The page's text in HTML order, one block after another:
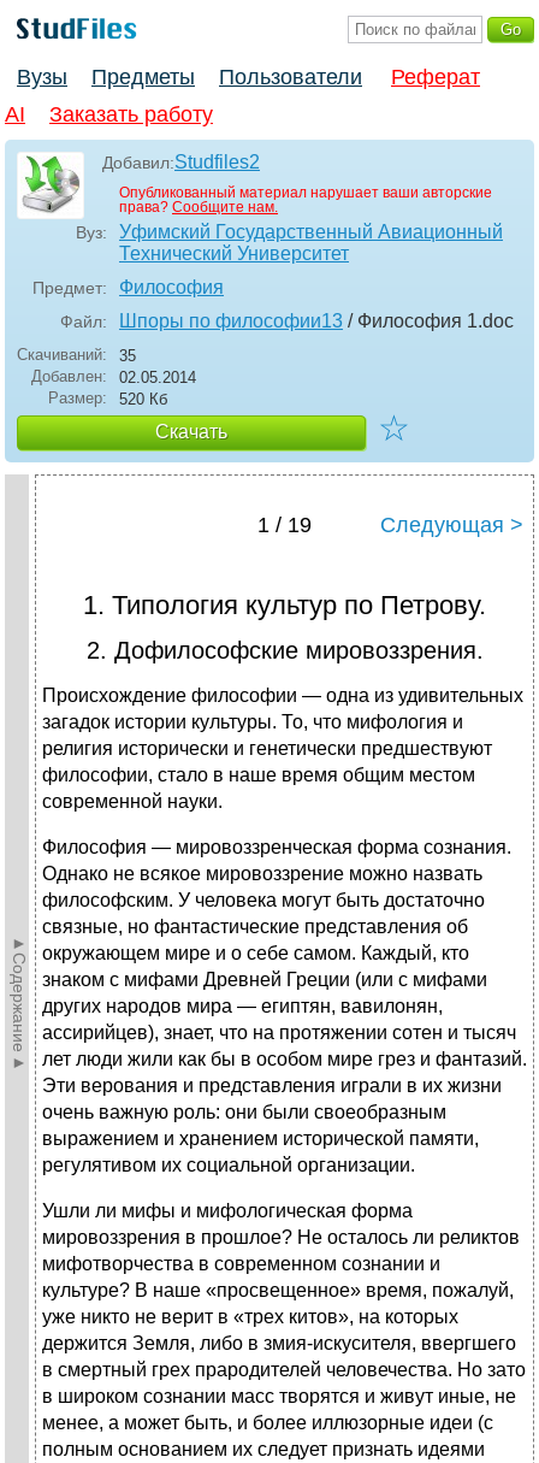
Вузы Предметы Пользователи
Реферат
AI
Заказать работу
Добавил:Studfiles2
Опубликованный материал нарушает ваши авторские
права? Сообщите нам.
Вуз:
Уфимский Государственный Авиационный
Технический Университет
Предмет: Философия
Файл: Шпоры по философии13 / Философия 1.doc
Скачиваний:
35
Добавлен:
02.05.2014
Размер:
520 Кб
Скачать ☆
►Содержание►
1 / 19 Следующая >
1. Типология культур по Петрову.
2. Дофилософские мировоззрения.
Происхождение философии — одна из удивительных
загадок истории культуры. То, что мифология и
религия исторически и генетически предшествуют
философии, стало в наше время общим местом
современной науки.
Философия — мировоззренческая форма сознания.
Однако не всякое мировоззрение можно назвать
философ­ским. У человека могут быть достаточно
связные, но фан­тастические представления об
окружающем мире и о себе самом. Каждый, кто
знаком с мифами Древней Греции (или с мифами
других народов мира — египтян, вавило­нян,
ассирийцев), знает, что на протяжении сотен и ты­сяч
лет люди жили как бы в особом мире грез и фантазий.
Эти верования и представления играли в их жизни
очень важную роль: они были своеобразным
выражением и хра­нением исторической памяти,
регулятивом их социальной организации.
Ушли ли мифы и мифологическая форма
мировоззрения в прошлое? Не осталось ли реликтов
мифотворчества в современном сознании и
культуре? В наше «просвещенное» время, пожалуй,
уже никто не верит в «трех китов», на которых
держится Земля, либо в змия-искусителя, ввергшего
в смертный грех прародителей человечества. Но зато
в широком сознании масс творятся и живут иные, не
менее, а может быть, и более иллюзорные идеи (с
полным основанием их следует признать идеями